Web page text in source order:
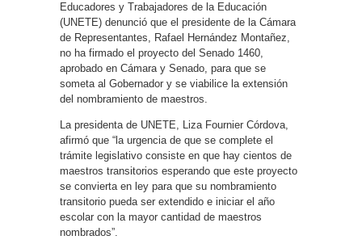
Educadores y Trabajadores de la Educación
(UNETE) denunció que el presidente de la Cámara
de Representantes, Rafael Hernández Montañez,
no ha firmado el proyecto del Senado 1460,
aprobado en Cámara y Senado, para que se
someta al Gobernador y se viabilice la extensión
del nombramiento de maestros.
La presidenta de UNETE, Liza Fournier Córdova,
afirmó que “la urgencia de que se complete el
trámite legislativo consiste en que hay cientos de
maestros transitorios esperando que este proyecto
se convierta en ley para que su nombramiento
transitorio pueda ser extendido e iniciar el año
escolar con la mayor cantidad de maestros
nombrados”.